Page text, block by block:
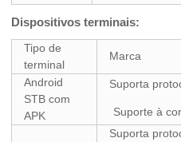
Dispositivos terminais:
Tipo de
terminal
Marca
Android
STB com
APK
Suporta
Suporte à
Suporta